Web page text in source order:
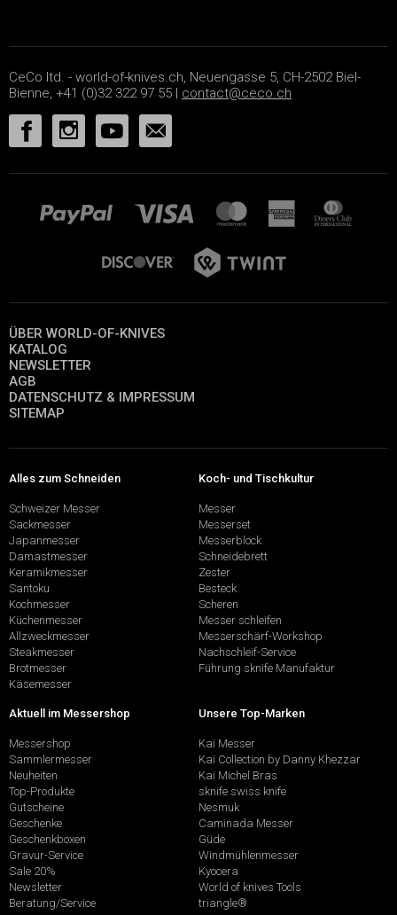
CeCo ltd. - world-of-knives.ch, Neuengasse 5, CH-2502 Biel-
Bienne, +41 (0)32 322 97 55 | contact@ceco.ch
ÜBER WORLD-OF-KNIVES
KATALOG
NEWSLETTER
AGB
DATENSCHUTZ & IMPRESSUM
SITEMAP
Alles zum Schneiden
Schweizer Messer
Sackmesser
Japanmesser
Damastmesser
Keramikmesser
Santoku
Kochmesser
Küchenmesser
Allzweckmesser
Steakmesser
Brotmesser
Käsemesser
Koch- und Tischkultur
Messer
Messerset
Messerblock
Schneidebrett
Zester
Besteck
Scheren
Messer schleifen
Messerschärf-Workshop
Nachschleif-Service
Führung sknife Manufaktur
Aktuell im Messershop
Messershop
Sammlermesser
Neuheiten
Top-Produkte
Gutscheine
Geschenke
Geschenkboxen
Gravur-Service
Sale 20%
Newsletter
Beratung/Service
Unsere Top-Marken
Kai Messer
Kai Collection by Danny Khezzar
Kai Michel Bras
sknife swiss knife
Nesmuk
Caminada Messer
Güde
Windmühlenmesser
Kyocera
World of knives Tools
triangle®